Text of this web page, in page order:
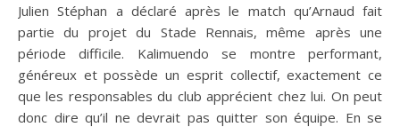
Julien Stéphan a déclaré après le match qu’Arnaud fait
partie du projet du Stade Rennais, même après une
période difficile. Kalimuendo se montre performant,
généreux et possède un esprit collectif, exactement ce
que les responsables du club apprécient chez lui. On peut
donc dire qu’il ne devrait pas quitter son équipe. En se